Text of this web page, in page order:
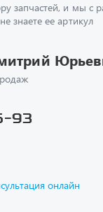
запчастей, и мы с
знаете ее артикул
93
онлайн